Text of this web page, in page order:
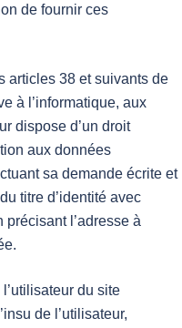
de fournir ces
articles 38 et suivants de
à l’informatique, aux
dispose d’un droit
aux données
sa demande écrite et
titre d’identité avec
l’adresse à
du site
de l’utilisateur,